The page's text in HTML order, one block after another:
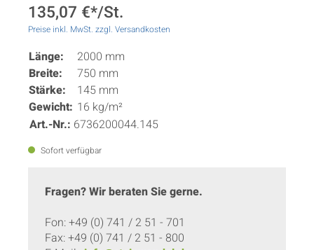
135,07 €*/St.
Preise inkl. MwSt. zzgl. Versandkosten
Länge:
2000 mm
Breite:
750 mm
Stärke:
145 mm
Gewicht: 16 kg/m²
Art.-Nr.: 6736200044.145
Sofort verfügbar
Fragen? Wir beraten Sie gerne.
Fon: +49 (0) 741 / 2 51 - 701
Fax: +49 (0) 741 / 2 51 - 800